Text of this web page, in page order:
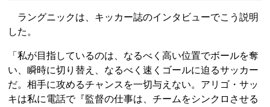
ラングニックは、キッカー誌のインタビューでこう説明
した。
「私が目指しているのは、なるべく高い位置でボールを奪
い、瞬時に切り替え、なるべく速くゴールに迫るサッカー
だ。相手に攻めるチャンスを一切与えない。アリゴ・サッ
キは私に電話で『監督の仕事は、チームをシンクロさせる